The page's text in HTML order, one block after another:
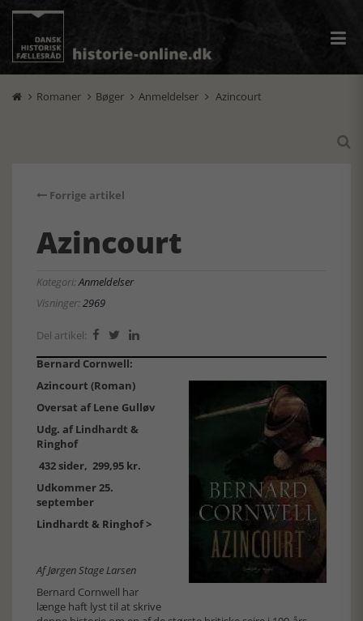
 Romaner  Bøger  Anmeldelser  Azincourt

Forrige artikel
Azincourt
Kategori:Anmeldelser
Visninger:2969
Del artikel:   
Bernard Cornwell:
Azincourt (Roman)
Oversat af Lene Gulløv
Udg. af Lindhardt &
Ringhof
432 sider, 299,95 kr.
Udkommer 25.
september
Lindhardt & Ringhof >
Af Jørgen Stage Larsen
Bernard Cornwell har
længe haft lyst til at skrive